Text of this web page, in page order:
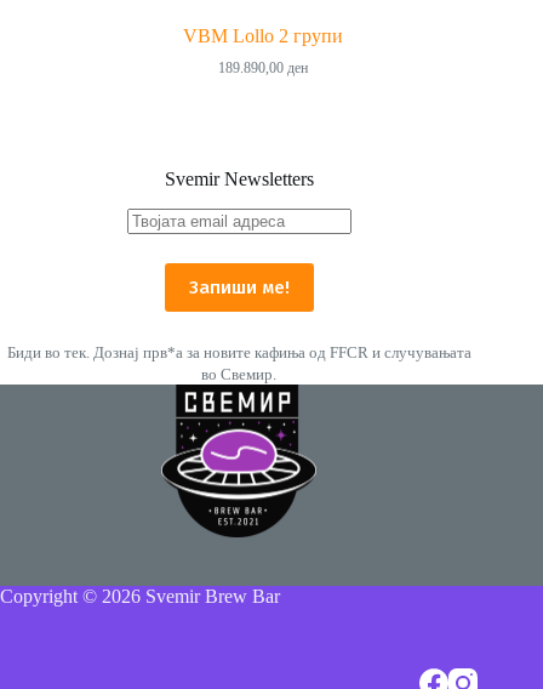
VBM Lollo 2 групи
189.890,00ден
Svemir Newsletters
Биди во тек. Дознај прв*а за новите кафиња од FFCR и случувањата
во Свемир.
Copyright © 2026 Svemir Brew Bar